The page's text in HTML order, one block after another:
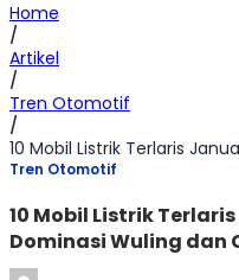
Home
/
Artikel
/
Tren Otomotif
/
Tren Otomotif
10 Mobil Listrik
Dominasi Wuling dan